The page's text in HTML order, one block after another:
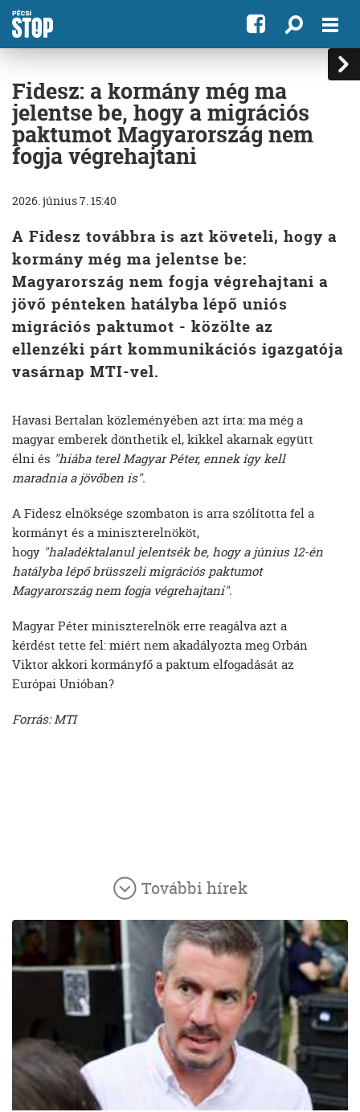
Fidesz: a kormány még ma
jelentse be, hogy a migrációs
paktumot Magyarország nem
fogja végrehajtani
2026. június 7. 15:40
A Fidesz továbbra is azt követeli, hogy a
kormány még ma jelentse be:
Magyarország nem fogja végrehajtani a
jövő pénteken hatályba lépő uniós
migrációs paktumot - közölte az
ellenzéki párt kommunikációs igazgatója
vasárnap MTI-vel.
Havasi Bertalan közleményében azt írta: ma még a
magyar emberek dönthetik el, kikkel akarnak együtt
élni és "hiába terel Magyar Péter, ennek így kell
maradnia a jövőben is".
A Fidesz elnöksége szombaton is arra szólította fel a
kormányt és a miniszterelnököt,
hogy "haladéktalanul jelentsék be, hogy a június 12-én
hatályba lépő brüsszeli migrációs paktumot
Magyarország nem fogja végrehajtani".
Magyar Péter miniszterelnök erre reagálva azt a
kérdést tette fel: miért nem akadályozta meg Orbán
Viktor akkori kormányfő a paktum elfogadását az
Európai Unióban?
Forrás: MTI
További hírek